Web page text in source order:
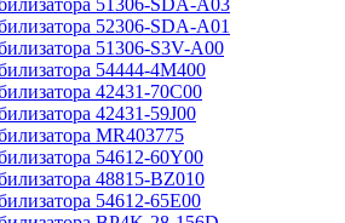
51306-SDA-A03
52306-SDA-A01
51306-S3V-A00
54444-4M400
42431-70С00
42431-59J00
MR403775
54612-60Y00
48815-BZ010
54612-65Е00